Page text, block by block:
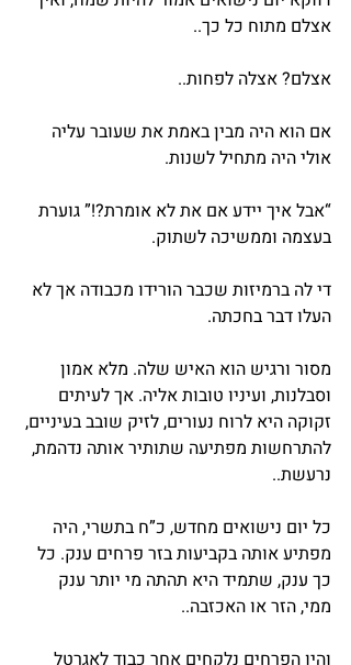
אצלם מתוח כל כך..
אצלם? אצלה לפחות..
אם הוא היה מבין באמת את שעובר עליה
אולי היה מתחיל לשנות.
“אבל איך יידע אם את לא אומרת?!” גוערת
בעצמה וממשיכה לשתוק.
די לה ברמיזות שכבר הורידו מכבודה אך לא
העלו דבר בחכתה.
מסור ורגיש הוא האיש שלה. מלא אמון
וסבלנות, ועיניו טובות אליה. אך לעיתים
זקוקה היא לרוח נעורים, לזיק שובב בעיניים,
להתרחשות מפתיעה שתותיר אותה נדהמת,
נרעשת..
כל יום נישואים מחדש, כ”ח בתשרי, היה
מפתיע אותה בקביעות בזר פרחים ענק. כל
כך ענק, שתמיד היא תהתה מי יותר ענק
ממי, הזר או האכזבה..
והיו הפרחים נלקחים אחר כבוד לאגרטל